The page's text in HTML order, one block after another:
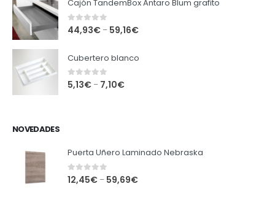
Cajón TandemBox Antaro Blum grafito
0out of 5
44,93€ – 59,16€
Cubertero blanco
0out of 5
5,13€ – 7,10€
NOVEDADES
Puerta Uñero Laminado Nebraska
0out of 5
12,45€ – 59,69€